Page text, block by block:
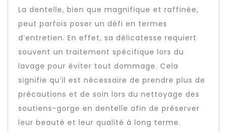
La dentelle, bien que magnifique et raffinée,
peut parfois poser un défi en termes
d’entretien. En effet, sa délicatesse requiert
souvent un traitement spécifique lors du
lavage pour éviter tout dommage. Cela
signifie qu’il est nécessaire de prendre plus de
précautions et de soin lors du nettoyage des
soutiens-gorge en dentelle afin de préserver
leur beauté et leur qualité à long terme.